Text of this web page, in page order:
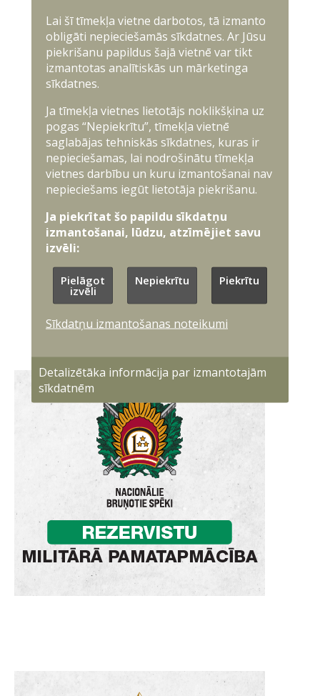
Lai šī tīmekļa vietne darbotos, tā izmanto
obligāti nepieciešamās sīkdatnes. Ar Jūsu
piekrišanu papildus šajā vietnē var tikt
izmantotas analītiskās un mārketinga
sīkdatnes.
Ja tīmekļa vietnes lietotājs noklikšķina uz
pogas “Nepiekrītu”, tīmekļa vietnē
saglabājas tehniskās sīkdatnes, kuras ir
nepieciešamas, lai nodrošinātu tīmekļa
vietnes darbību un kuru izmantošanai nav
nepieciešams iegūt lietotāja piekrišanu.
Ja piekrītat šo papildu sīkdatņu
izmantošanai, lūdzu, atzīmējiet savu
izvēli:
Pielāgot
izvēli
Nepiekrītu Piekrītu
Sīkdatņu izmantošanas noteikumi
Detalizētāka informācija par izmantotajām
sīkdatnēm